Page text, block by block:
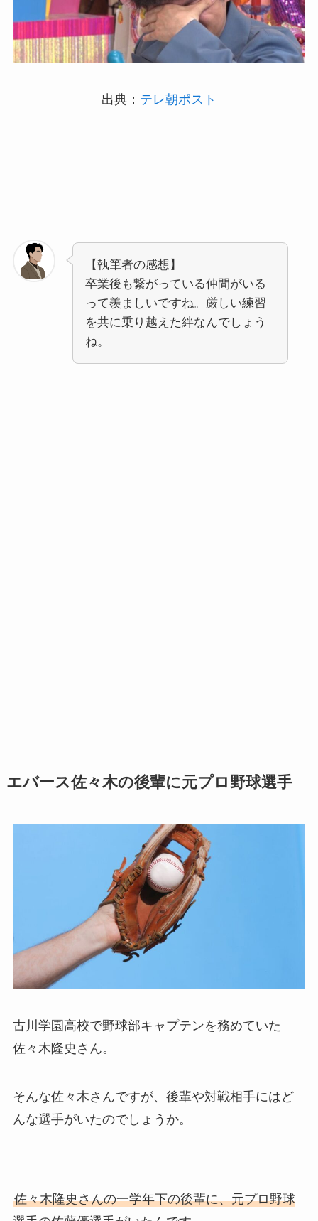
出典： テレ朝ポスト
【執筆者の感想】
卒業後も繋がっている仲間がいる
って羨ましいですね。厳しい練習
を共に乗り越えた絆なんでしょう
ね。
エバース佐々木の後輩に元プロ野球選手
古川学園高校で野球部キャプテンを務めていた
佐々木隆史さん。
そんな佐々木さんですが、後輩や対戦相手にはど
んな選手がいたのでしょうか。
佐々木隆史さんの一学年下の後輩に、元プロ野球